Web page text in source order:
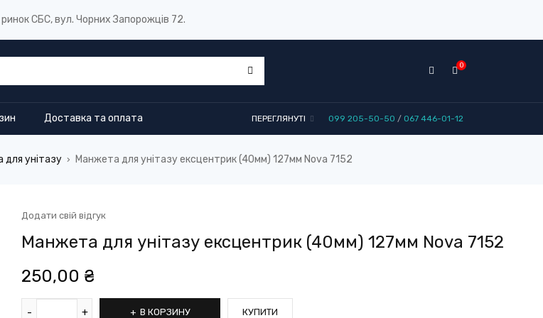
СБС, вул. Чорних Запорожців 72.
0
Доставка та оплата 099 205-50-50 / 067 446-01-12
ПЕРЕГЛЯНУТІ
для унітазу › Манжета для унітазу ексцентрик (40мм) 127мм Nova 7152
Додати свій відгук
Манжета для унітазу ексцентрик (40мм) 127мм Nova 7152
250,00 ₴
В КОРЗИНУ КУПИТИ